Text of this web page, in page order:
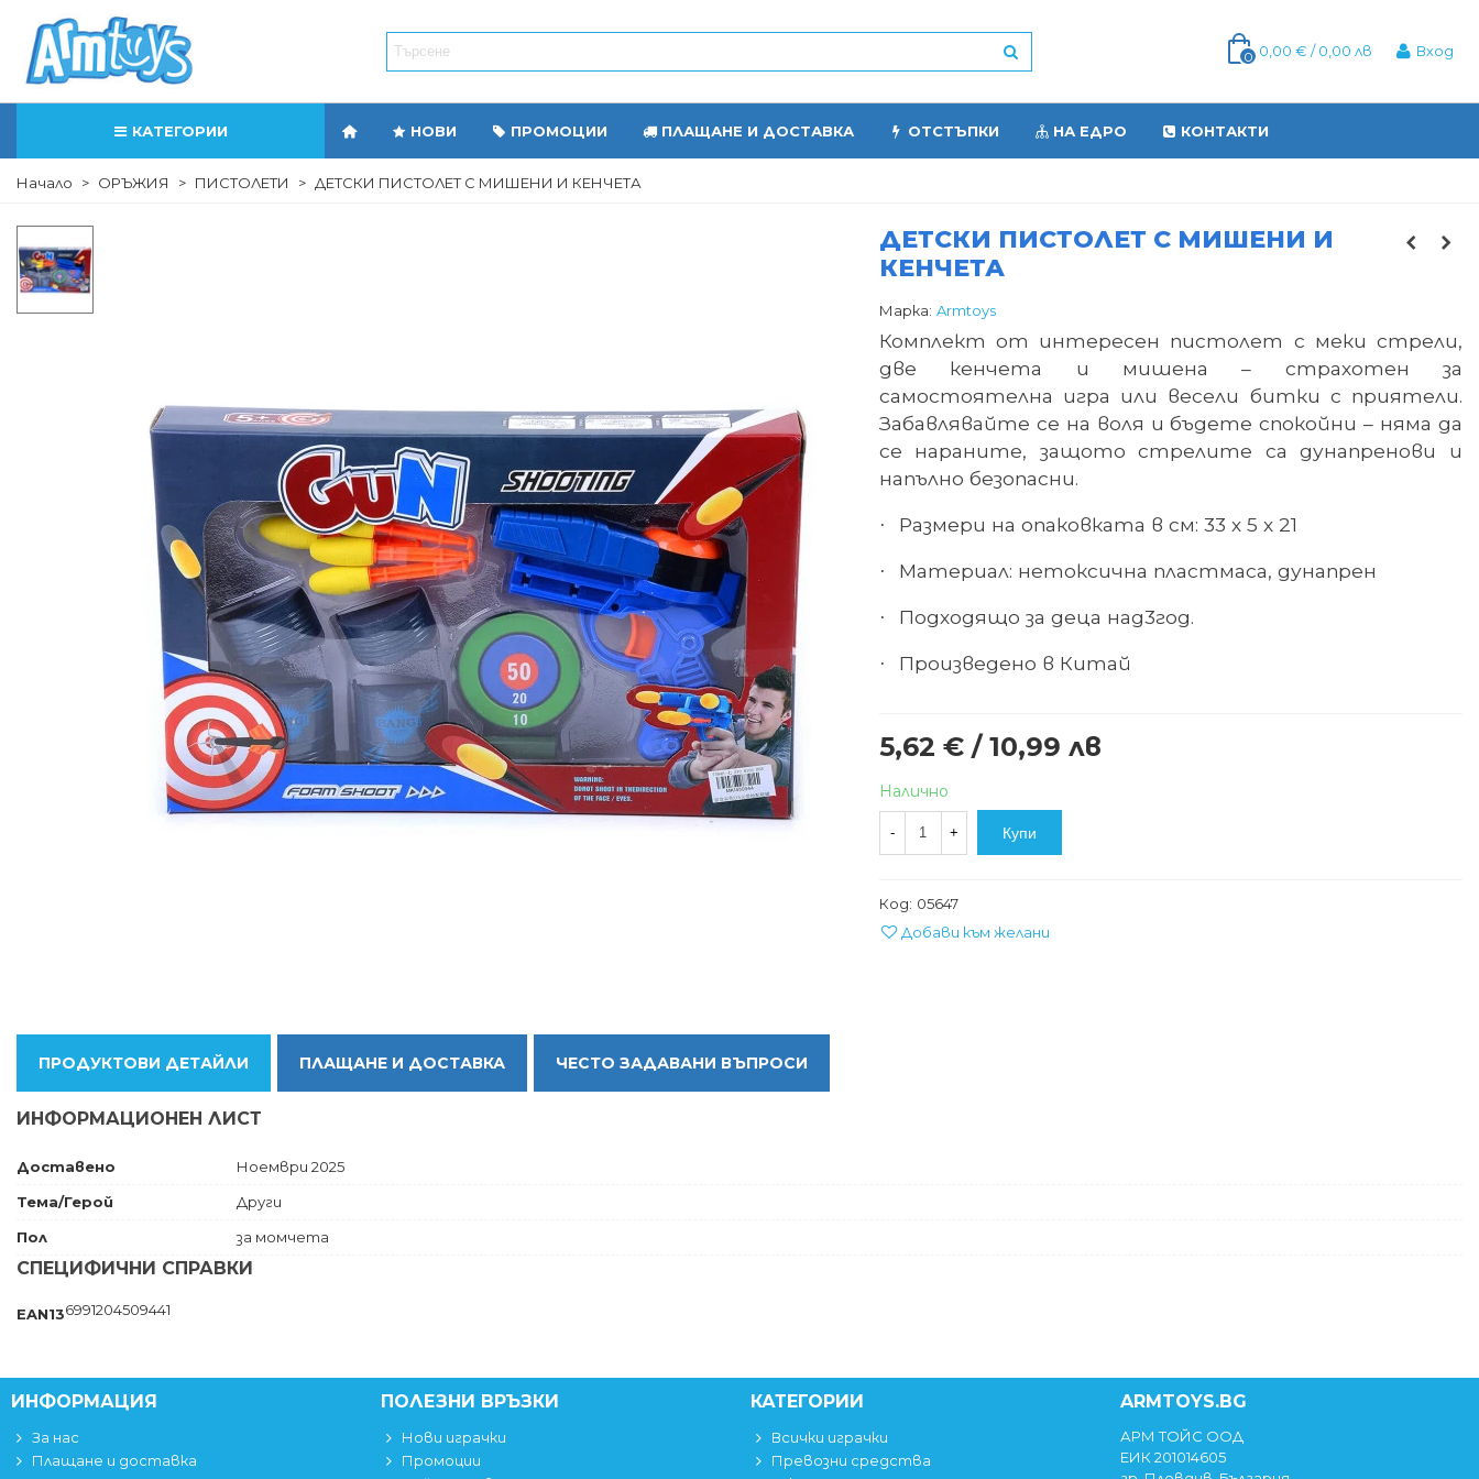
0 0,00 € / 0,00 лв Вход
КАТЕГОРИИ НОВИ ПРОМОЦИИ ПЛАЩАНЕ И ДОСТАВКА ОТСТЪПКИ НА ЕДРО КОНТАКТИ
Начало > ОРЪЖИЯ > ПИСТОЛЕТИ > ДЕТСКИ ПИСТОЛЕТ С МИШЕНИ И КЕНЧЕТА
ДЕТСКИ ПИСТОЛЕТ С МИШЕНИ И
КЕНЧЕТА
Марка: Armtoys
Комплект от интересен пистолет с меки стрели,
две кенчета и мишена – страхотен за
самостоятелна игра или весели битки с приятели.
Забавлявайте се на воля и бъдете спокойни – няма да
се нараните, защото стрелите са дунапренови и
напълно безопасни.
· Размери на опаковката в см: 33 х 5 х 21
· Материал: нетоксична пластмаса, дунапрен
· Подходящо за деца над3год.
· Произведено в Китай
5,62 € / 10,99 лв
Налично
- + Купи
Код: 05647
Добави към желани
ПРОДУКТОВИ ДЕТАЙЛИ ПЛАЩАНЕ И ДОСТАВКА ЧЕСТО ЗАДАВАНИ ВЪПРОСИ
ИНФОРМАЦИОНЕН ЛИСТ
Доставено
Ноември 2025
Тема/Герой
Други
Пол
за момчета
СПЕЦИФИЧНИ СПРАВКИ
EAN136991204509441
ИНФОРМАЦИЯ
За нас
Плащане и доставка
ПОЛЕЗНИ ВРЪЗКИ
Нови играчки
Промоции
КАТЕГОРИИ
Всички играчки
Превозни средства
ARMTOYS.BG
АРМ ТОЙС ООД
ЕИК 201014605